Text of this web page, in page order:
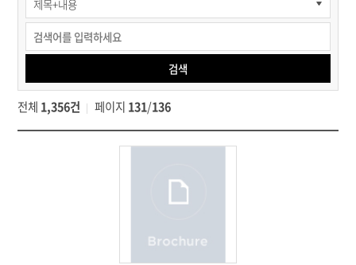
KISTEP
브리프
검색
검색
전체 1,356건 페이지 131/136